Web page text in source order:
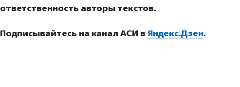
ответственность авторы текстов.
Подписывайтесь на канал АСИ в Яндекс.Дзен.